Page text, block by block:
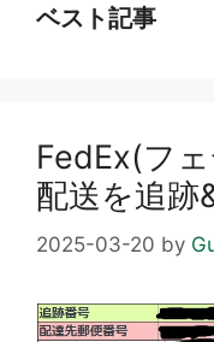
ベスト記事
FedEx(フ
配送を追跡
2025-03-20 by